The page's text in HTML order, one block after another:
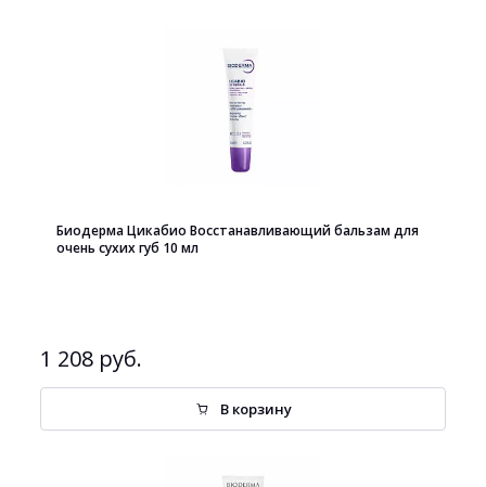
Биодерма Цикабио Восстанавливающий бальзам для
очень сухих губ 10 мл
1 208 руб.
В корзину